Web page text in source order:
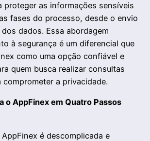
proteger as informações sensíveis
fases do processo, desde o envio
dados. Essa abordagem
à segurança é um diferencial que
como uma opção confiável e
quem busca realizar consultas
comprometer a privacidade.
o AppFinex em Quatro Passos
é descomplicada e